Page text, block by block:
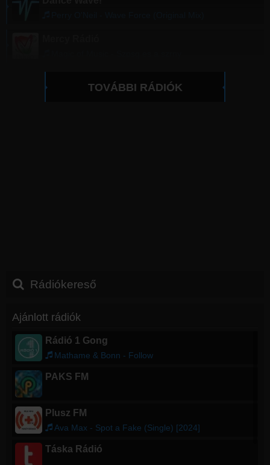
TOVÁBBI RÁDIÓK
Rádiókereső
Ajánlott rádiók
Rádió 1 Gong
Mathame & Bonn - Follow
PAKS FM
Plusz FM
Ava Max - Spot a Fake (Single) [2024]
Táska Rádió